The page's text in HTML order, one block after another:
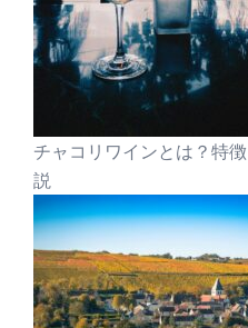
チャコリワインとは？特
説